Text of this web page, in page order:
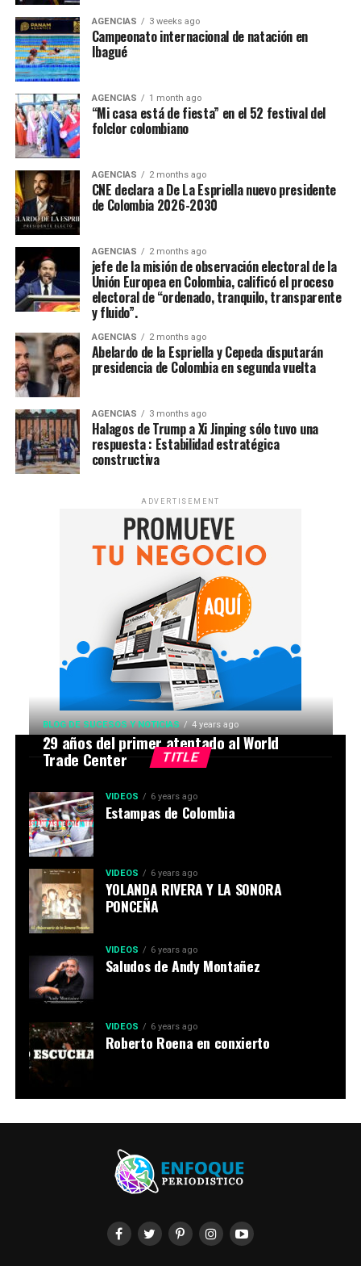
AGENCIAS 3 weeks ago
Campeonato internacional de natación en
Ibagué
AGENCIAS 1 month ago
“Mi casa está de fiesta” en el 52 festival del
folclor colombiano
AGENCIAS 2 months ago
CNE declara a De La Espriella nuevo presidente
de Colombia 2026-2030
AGENCIAS 2 months ago
jefe de la misión de observación electoral de la
Unión Europea en Colombia, calificó el proceso
electoral de “ordenado, tranquilo, transparente
y fluido”.
AGENCIAS 2 months ago
Abelardo de la Espriella y Cepeda disputarán
presidencia de Colombia en segunda vuelta
AGENCIAS 3 months ago
Halagos de Trump a Xi Jinping sólo tuvo una
respuesta : Estabilidad estratégica
constructiva
ADVERTISEMENT
TITLE
BLOG DE SUCESOS Y NOTICIAS 4 years ago
29 años del primer atentado al World
Trade Center
VIDEOS 6 years ago
Estampas de Colombia
VIDEOS 6 years ago
YOLANDA RIVERA Y LA SONORA
PONCEÑA
VIDEOS 6 years ago
Saludos de Andy Montañez
VIDEOS 6 years ago
Roberto Roena en conxierto